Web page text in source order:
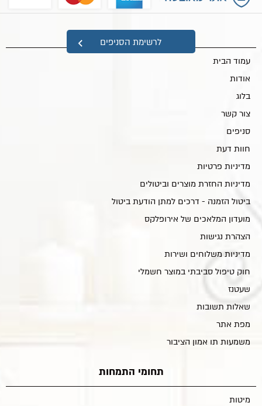
לרשימת הסניפים
מפת אתר
עמוד הבית
אודות
בלוג
צור קשר
סניפים
חוות דעת
מדיניות פרטיות
מדיניות החזרת מוצרים וביטולים
ביטול הזמנה - דרכים למתן הודעת ביטול
מועדון המלאכים של אירופלקס
הצהרת נגישות
מדיניות משלוחים ושירות
חוק טיפול סביבתי במוצר חשמלי
שעטנז
שאלות תשובות
מפת אתר
משמעות תו אמון הציבור
תחומי התמחות
מיטות